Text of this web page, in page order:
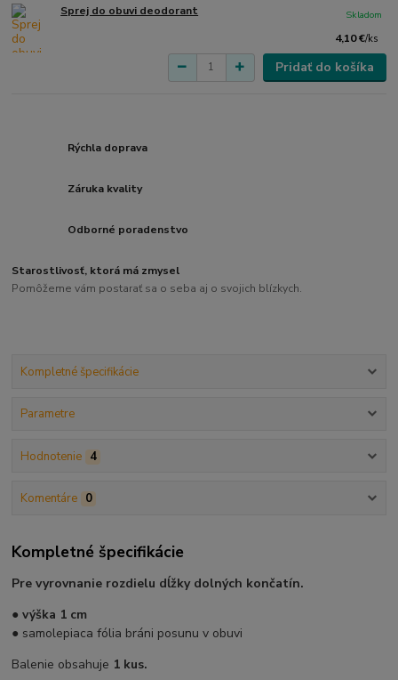
Sprej do obuvi deodorant
4,10 €/ks
Skladom
Pridať do košíka
Rýchla doprava
Záruka kvality
Odborné poradenstvo
Starostlivosť, ktorá má zmysel
Pomôžeme vám postarať sa o seba aj o svojich blízkych.
Kompletné špecifikácie
Parametre
Hodnotenie 4
Komentáre 0
Kompletné špecifikácie
Pre vyrovnanie rozdielu dĺžky dolných končatín.
●výška 1 cm
● samolepiaca fólia bráni posunu v obuvi
Balenie obsahuje 1 kus.